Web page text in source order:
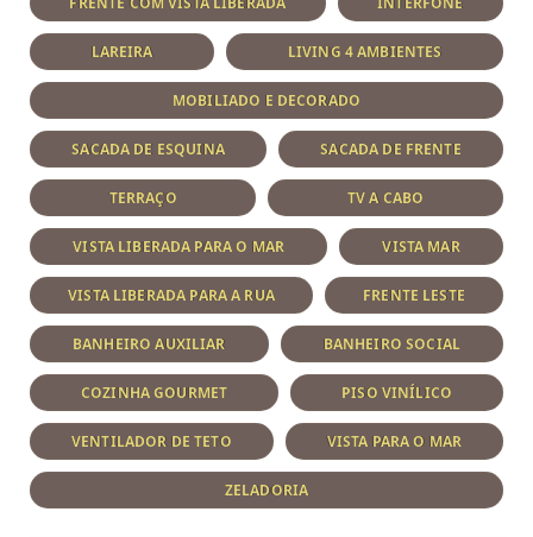
LAREIRA LIVING 4 AMBIENTES
MOBILIADO E DECORADO
SACADA DE ESQUINA SACADA DE FRENTE
TERRAÇO TV A CABO
VISTA LIBERADA PARA O MAR VISTA MAR
VISTA LIBERADA PARA A RUA FRENTE LESTE
BANHEIRO AUXILIAR BANHEIRO SOCIAL
COZINHA GOURMET PISO VINÍLICO
VENTILADOR DE TETO VISTA PARA O MAR
ZELADORIA